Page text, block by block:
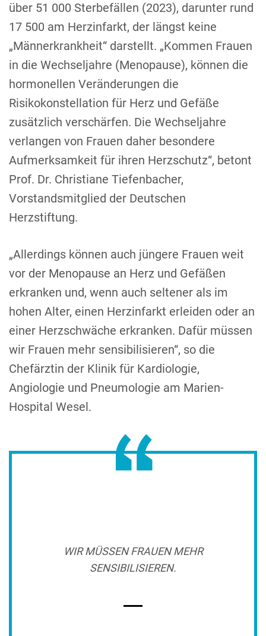
über 51 000 Sterbefällen (2023), darunter rund
17 500 am Herzinfarkt, der längst keine
„Männerkrankheit“ darstellt. „Kommen Frauen
in die Wechseljahre (Menopause), können die
hormonellen Veränderungen die
Risikokonstellation für Herz und Gefäße
zusätzlich verschärfen. Die Wechseljahre
verlangen von Frauen daher besondere
Aufmerksamkeit für ihren Herzschutz“, betont
Prof. Dr. Christiane Tiefenbacher,
Vorstandsmitglied der Deutschen
Herzstiftung.
„Allerdings können auch jüngere Frauen weit
vor der Menopause an Herz und Gefäßen
erkranken und, wenn auch seltener als im
hohen Alter, einen Herzinfarkt erleiden oder an
einer Herzschwäche erkranken. Dafür müssen
wir Frauen mehr sensibilisieren“, so die
Chefärztin der Klinik für Kardiologie,
Angiologie und Pneumologie am Marien-
Hospital Wesel.
WIR MÜSSEN FRAUEN MEHR
SENSIBILISIEREN.